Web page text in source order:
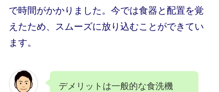
で時間がかかりました。今では食器と配置を覚
えたため、スムーズに放り込むことができてい
ます。
デメリットは一般的な食洗機